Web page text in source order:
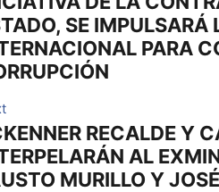
SE IMPULSARÁ
PARA
Next
post:
RECALDE Y
AL
MURILLO Y